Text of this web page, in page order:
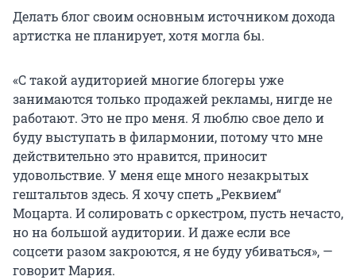
Делать блог своим основным источником дохода
артистка не планирует, хотя могла бы.
«С такой аудиторией многие блогеры уже
занимаются только продажей рекламы, нигде не
работают. Это не про меня. Я люблю свое дело и
буду выступать в филармонии, потому что мне
действительно это нравится, приносит
удовольствие. У меня еще много незакрытых
гештальтов здесь. Я хочу спеть „Реквием“
Моцарта. И солировать с оркестром, пусть нечасто,
но на большой аудитории. И даже если все
соцсети разом закроются, я не буду убиваться», —
говорит Мария.